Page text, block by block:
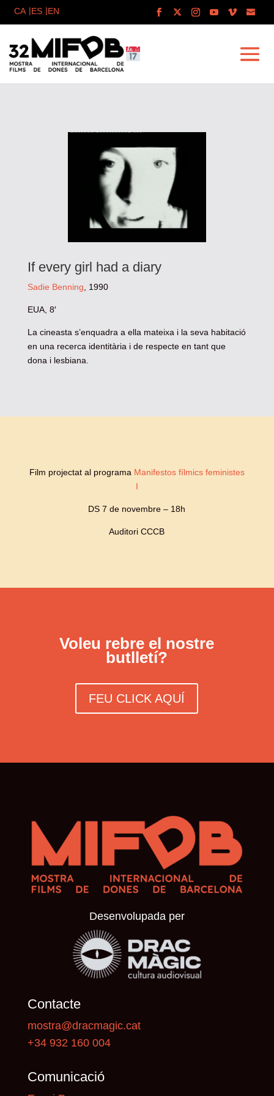
If every girl had a diary
Sadie Benning , 1990
EUA, 8′
La cineasta s’enquadra a ella mateixa i la seva habitació
en una recerca identitària i de respecte en tant que
dona i lesbiana.
Film projectat al programa Manifestos fílmics feministes
I
DS 7 de novembre – 18h
Auditori CCCB
Voleu rebre el nostre
butlletí?
FEU CLICK AQUÍ
Desenvolupada per
Contacte
mostra@dracmagic.cat
+34 932 160 004
Comunicació